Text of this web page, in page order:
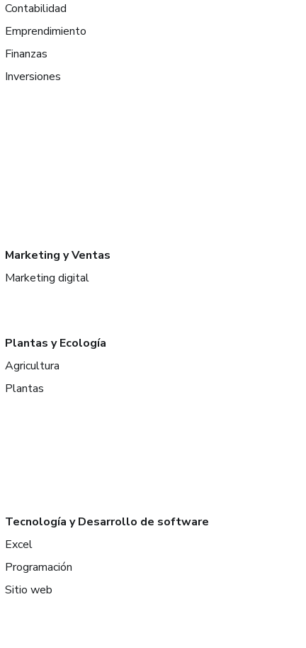
Contabilidad
Emprendimiento
Finanzas
Inversiones
Marketing y Ventas
Marketing digital
Plantas y Ecología
Agricultura
Plantas
Tecnología y Desarrollo de software
Excel
Programación
Sitio web